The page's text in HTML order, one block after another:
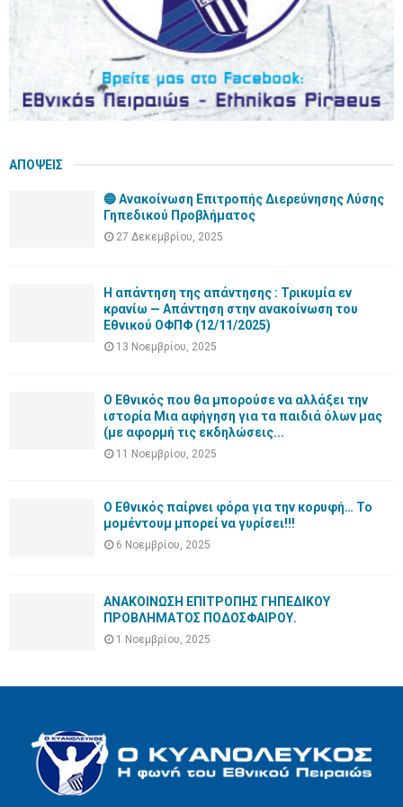
ΑΠΟΨΕΙΣ
🔵 Ανακοίνωση Επιτροπής Διερεύνησης Λύσης
Γηπεδικού Προβλήματος
27 Δεκεμβρίου, 2025
Η απάντηση της απάντησης : Τρικυμία εν
κρανίω — Απάντηση στην ανακοίνωση του
Εθνικού ΟΦΠΦ (12/11/2025)
13 Νοεμβρίου, 2025
Ο Εθνικός που θα μπορούσε να αλλάξει την
ιστορία Μια αφήγηση για τα παιδιά όλων μας
(με αφορμή τις εκδηλώσεις...
11 Νοεμβρίου, 2025
Ο Εθνικός παίρνει φόρα για την κορυφή… Το
μομέντουμ μπορεί να γυρίσει!!!
6 Νοεμβρίου, 2025
ΑΝΑΚΟΙΝΩΣΗ ΕΠΙΤΡΟΠΗΣ ΓΗΠΕΔΙΚΟΥ
ΠΡΟΒΛΗΜΑΤΟΣ ΠΟΔΟΣΦΑΙΡΟΥ.
1 Νοεμβρίου, 2025